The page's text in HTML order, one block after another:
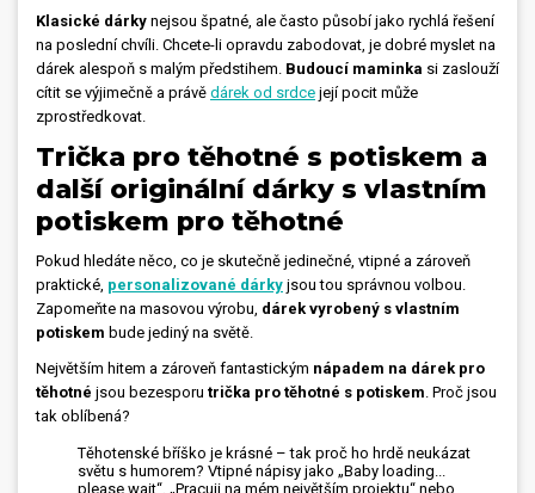
Klasické dárky nejsou špatné, ale často působí jako rychlá řešení
na poslední chvíli. Chcete-li opravdu zabodovat, je dobré myslet na
dárek alespoň s malým předstihem. Budoucí maminka si zaslouží
cítit se výjimečně a právě dárek od srdce její pocit může
zprostředkovat.
Trička pro těhotné s potiskem a
další originální dárky s vlastním
potiskem pro těhotné
Pokud hledáte něco, co je skutečně jedinečné, vtipné a zároveň
praktické, personalizované dárky jsou tou správnou volbou.
Zapomeňte na masovou výrobu, dárek vyrobený s vlastním
potiskem bude jediný na světě.
Největším hitem a zároveň fantastickým nápadem na dárek pro
těhotné jsou bezesporu trička pro těhotné s potiskem . Proč jsou
tak oblíbená?
Těhotenské bříško je krásné – tak proč ho hrdě neukázat
světu s humorem? Vtipné nápisy jako „Baby loading...
please wait“, „Pracuji na mém největším projektu“ nebo